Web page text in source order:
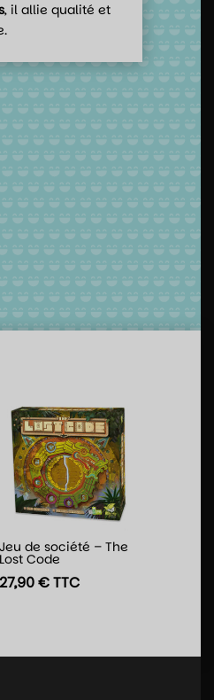
, il allie qualité et
Jeu de société – The
Lost Code
27,90€TTC